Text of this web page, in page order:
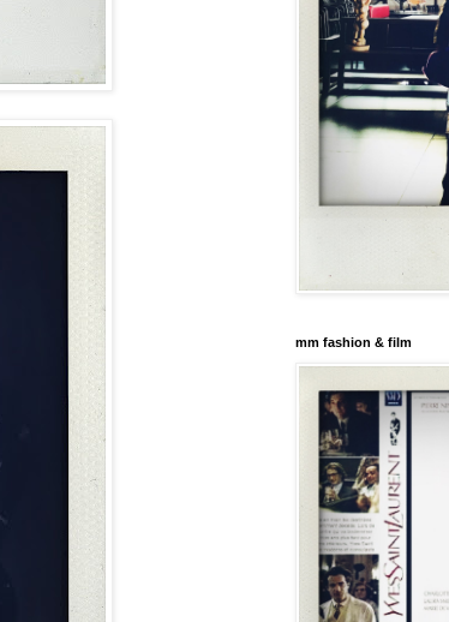
mm fashion & film